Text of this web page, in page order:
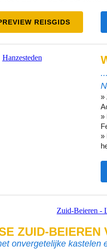
REISGIDS
»
»
»
ZUID-BEIEREN
onvergetelijke kastelen